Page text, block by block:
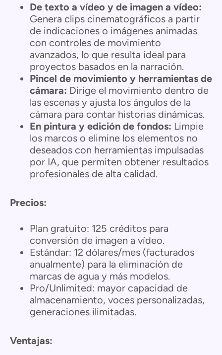
De texto a vídeo y de imagen a vídeo:
Genera clips cinematográficos a partir
de indicaciones o imágenes animadas
con controles de movimiento
avanzados, lo que resulta ideal para
proyectos basados en la narración.
Pincel de movimiento y herramientas de
cámara: Dirige el movimiento dentro de
las escenas y ajusta los ángulos de la
cámara para contar historias dinámicas.
En pintura y edición de fondos: Limpie
los marcos o elimine los elementos no
deseados con herramientas impulsadas
por IA, que permiten obtener resultados
profesionales de alta calidad.
Precios:
Plan gratuito: 125 créditos para
conversión de imagen a vídeo.
Estándar: 12 dólares/mes (facturados
anualmente) para la eliminación de
marcas de agua y más modelos.
Pro/Unlimited: mayor capacidad de
almacenamiento, voces personalizadas,
generaciones ilimitadas.
Ventajas: